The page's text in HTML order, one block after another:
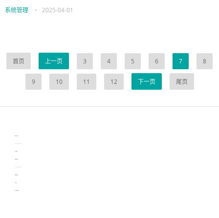
系统管理 • 2025-04-01
首页 上一页 3 4 5 6 7 8
9 10 11 12 下一页 尾页